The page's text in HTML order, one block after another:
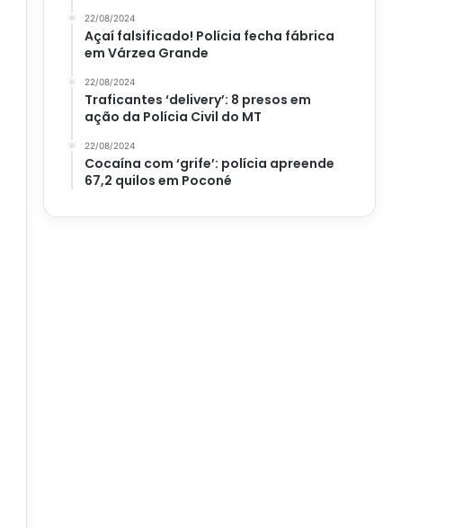
22/08/2024
Açaí falsificado! Polícia fecha fábrica
em Várzea Grande
22/08/2024
Traficantes ‘delivery’: 8 presos em
ação da Polícia Civil do MT
22/08/2024
Cocaína com ‘grife’: polícia apreende
67,2 quilos em Poconé